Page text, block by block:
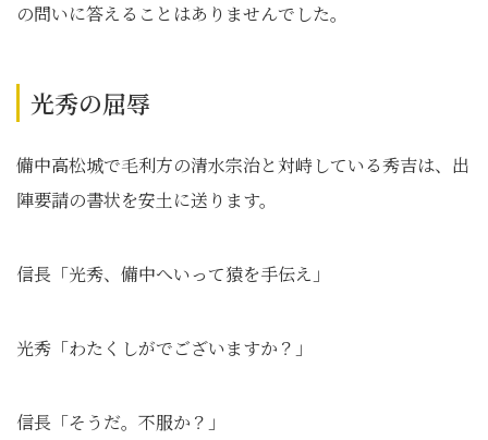
の問いに答えることはありませんでした。
光秀の屈辱
備中高松城で毛利方の清水宗治と対峙している秀吉は、出
陣要請の書状を安土に送ります。
信長「光秀、備中へいって猿を手伝え」
光秀「わたくしがでございますか？」
信長「そうだ。不服か？」